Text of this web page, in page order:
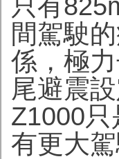
只有
間駕駛
係，極
尾避震
Z1000
有更大駕